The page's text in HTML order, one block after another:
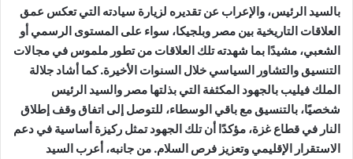
بالسيد الرئيس، والإعراب عن تقديره لزيارة سيادته التي تعكس عمق
العلاقات التاريخية بين مصر وبلجيكا، سواء على المستوى الرسمي أو
الشعبي، مشيدًا بما شهدته تلك العلاقات من تطور ملموس في مجالات
التنسيق والتشاور السياسي خلال السنوات الأخيرة. كما أشاد جلالة
الملك فيليب بالجهود المكثفة التي بذلتها مصر والسيد الرئيس
شخصيًا، بالتنسيق مع باقي الوسطاء، للتوصل إلى اتفاق وقف إطلاق
النار في قطاع غزة، مؤكدًا أن تلك الجهود تمثل ركيزة أساسية في دعم
الاستقرار الإقليمي وتعزيز فرص السلام. من جانبه، أعرب السيد